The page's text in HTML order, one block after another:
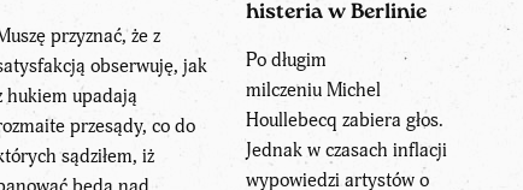
przyznać, że z
obserwuję, jak
hukiem upadają
przesądy, co do
sądziłem, iż
histeria w Berlinie
Po długim
milczeniu Michel
Houllebecq zabiera głos.
Jednak w czasach inflacji
wypowiedzi artystów o